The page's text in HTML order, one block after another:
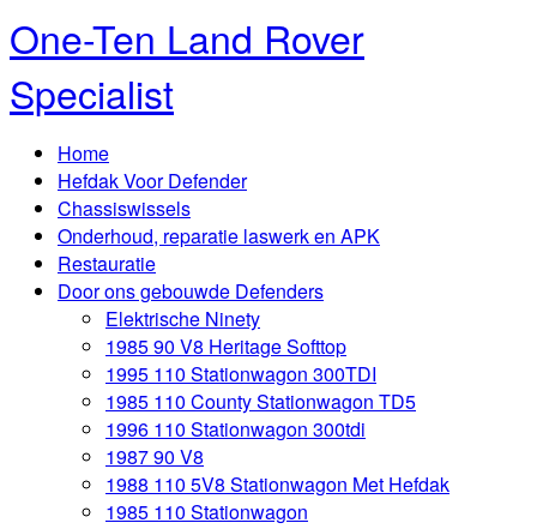
One-Ten Land Rover
Specialist
Home
Hefdak Voor Defender
Chassiswissels
Onderhoud, reparatie laswerk en APK
Restauratie
Door ons gebouwde Defenders
Elektrische Ninety
1985 90 V8 Heritage Softtop
1995 110 Stationwagon 300TDI
1985 110 County Stationwagon TD5
1996 110 Stationwagon 300tdi
1987 90 V8
1988 110 5V8 Stationwagon Met Hefdak
1985 110 Stationwagon